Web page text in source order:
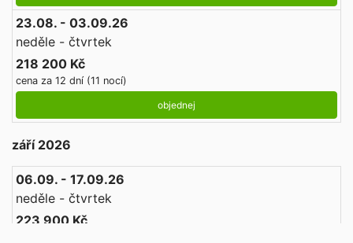
23.08. - 03.09.26
neděle - čtvrtek
218 200 Kč
cena za 12 dní (11 nocí)
objednej
září 2026
06.09. - 17.09.26
neděle - čtvrtek
223 900 Kč